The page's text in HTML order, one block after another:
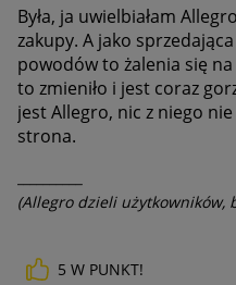
Była, ja uwielbiałam
zakupy. A jako
powodów to żalenia się
to zmieniło i jest coraz
jest Allegro, nic z niego nie
strona.
(Allegro dzieli użytkowników,
5 W PUNKT!